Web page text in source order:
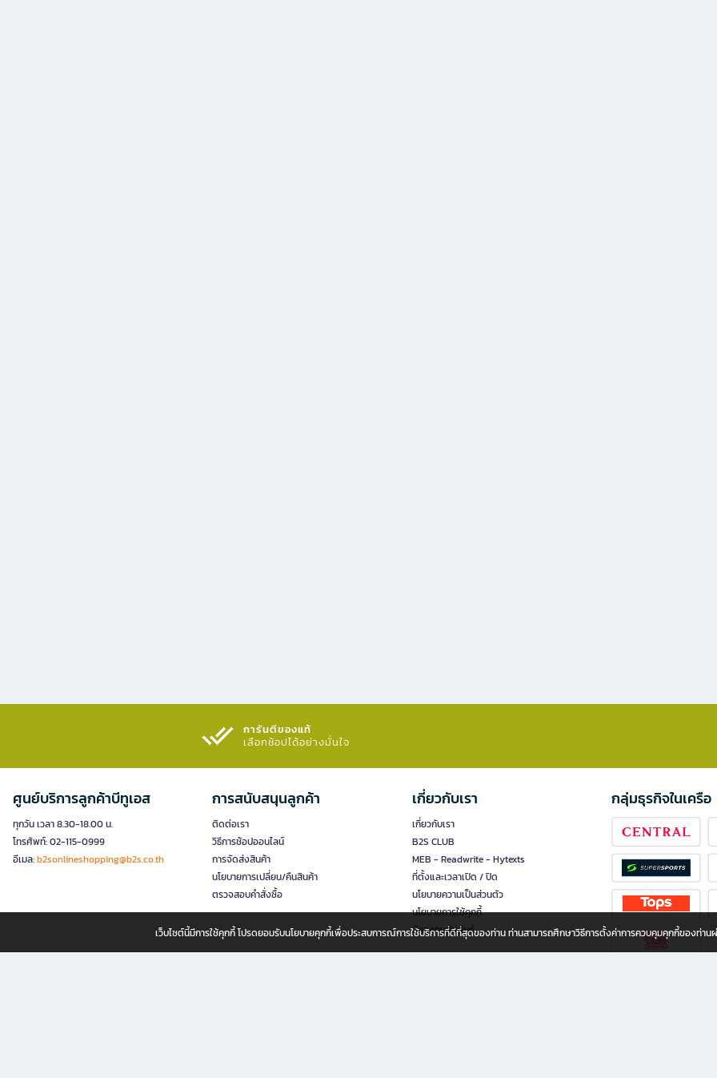
การันตีของแท้
เลือกช้อปได้อย่างมั่นใจ​
ศูนย์บริการลูกค้าบีทูเอส
ทุกวัน เวลา 8.30-18.00 น.
โทรศัพท์: 02-115-0999
อีเมล:b2sonlineshopping@b2s.co.th
การสนับสนุนลูกค้า
ติดต่อเรา
วิธีการช้อปออนไลน์
การจัดส่งสินค้า
นโยบายการเปลี่ยน/คืนสินค้า
ตรวจสอบคำสั่งซื้อ
เกี่ยวกับเรา
เกี่ยวกับเรา
B2S CLUB
MEB - Readwrite - Hytexts
ที่ตั้งและเวลาเปิด / ปิด
นโยบายความเป็นส่วนตัว
นโยบายการใช้คุกกี้
นักลงทุนสัมพันธ์
กลุ่มธุรกิจในเครือ
เว็บไซต์นี้มีการใช้คุกกี้ โปรดยอมรับนโยบายคุกกี้เพื่อประสบการณ์การใช้บริการที่ดีที่สุดของท่าน ท่านสามารถศึกษาวิธีการตั้งค่าการควบคุมคุกกี้ของท่าน